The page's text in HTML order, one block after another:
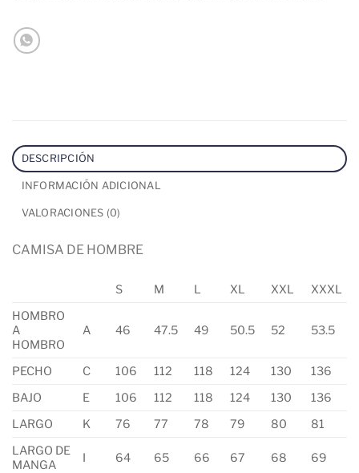
DESCRIPCIÓN
INFORMACIÓN ADICIONAL
VALORACIONES (0)
CAMISA DE HOMBRE
S M L XL XXL
XXXL
HOMBRO
A
HOMBRO
A 46 47.5 49 50.5 52 53.5
PECHO C 106 112 118 124 130
136
BAJO
E 106 112 118 124 130
136
LARGO
K 76 77 78 79 80
81
LARGO DE
MANGA
I 64 65 66 67 68 69